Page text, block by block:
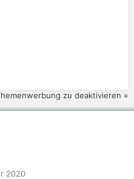
zu deaktivieren »
2020